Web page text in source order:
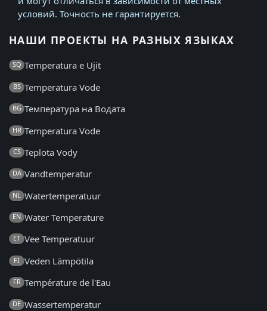
условий. Точность не гарантируется.
НАШИ ПРОЕКТЫ НА РАЗНЫХ ЯЗЫКАХ
SQ Temperatura e Ujit
BS Temperatura Vode
BG Температура на Водата
HR Temperatura Vode
CS Teplota Vody
DA Vandtemperatur
NL Watertemperatuur
EN Water Temperature
ET Vee Temperatuur
FI Veden Lämpötila
FR Température de l'Eau
DE Wassertemperatur